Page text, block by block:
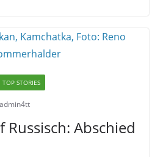
TOP STORIES
admin4tt
Abschied